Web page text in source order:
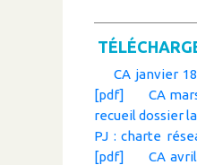
CA janvier
[pdf]
CA
recueil dossier
PJ : charte
[pdf]
CA